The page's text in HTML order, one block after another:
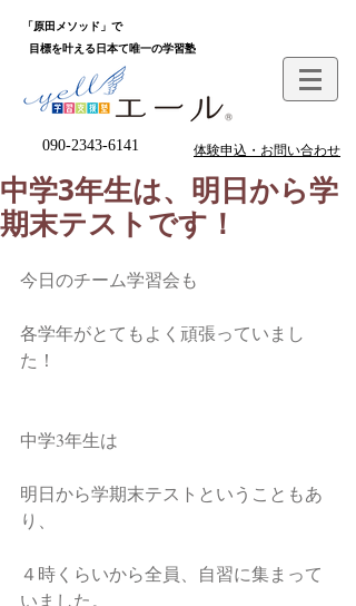
「原田メソッド」で
目標を叶える日本て唯一の学習塾
090-2343-6141 体験申込・お問い合わせ
中学3年生は、明日から学
期末テストです！
今日のチーム学習会も
各学年がとてもよく頑張っていまし
た！
中学3年生は
明日から学期末テストということもあ
り、
４時くらいから全員、自習に集まって
いました。